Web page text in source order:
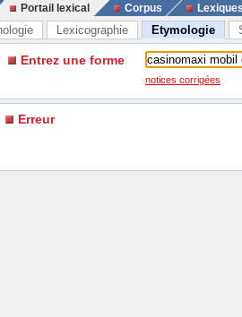
Portail lexical Corpus
Lexicographie Etymologie
Entrez une forme
notices corrigées
Erreur